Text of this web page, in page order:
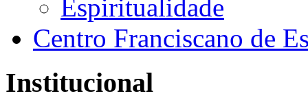
Espiritualidade
Centro Franciscano de
Institucional